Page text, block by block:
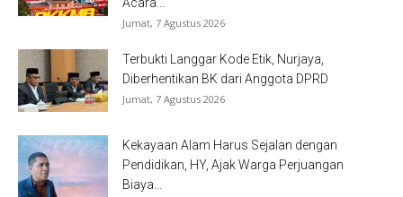
Acara...
Jumat, 7 Agustus 2026
Terbukti Langgar Kode Etik, Nurjaya,
Diberhentikan BK dari Anggota DPRD
Jumat, 7 Agustus 2026
Kekayaan Alam Harus Sejalan dengan
Pendidikan, HY, Ajak Warga Perjuangan
Biaya...